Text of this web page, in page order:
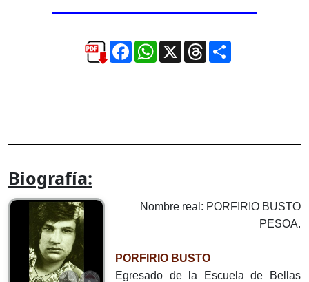
FacebookWhatsApp
X ThreadsCompartir
Biografía:
Nombre real: PORFIRIO BUSTO
PESOA.
PORFIRIO BUSTO
Egresado de la Escuela de Bellas